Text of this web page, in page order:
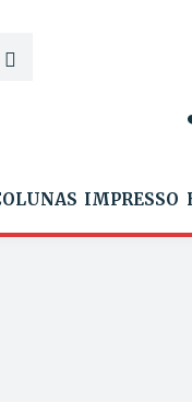
IMPRESSO